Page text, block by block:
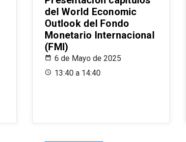
del World Economic
Outlook del Fondo
Monetario Internacional
(FMI)
6 de Mayo de 2025
13:40 a 14:40